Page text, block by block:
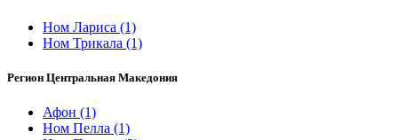
Ном Лариса (1)
Ном Трикала (1)
Регион Центральная Македония
Афон (1)
Ном Пелла (1)